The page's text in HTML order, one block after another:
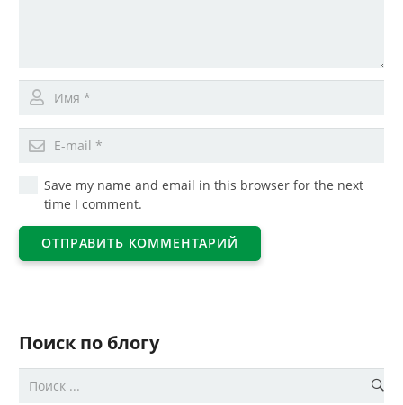
Save my name and email in this browser for the next
time I comment.
ОТПРАВИТЬ КОММЕНТАРИЙ
Поиск по блогу